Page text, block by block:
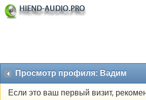
Просмотр профиля: Вадим
Если это ваш первый визит,